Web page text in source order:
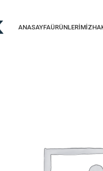
ANASAYFAÜRÜNLERIMIZ